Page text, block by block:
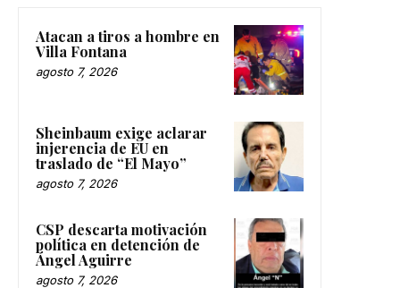
Atacan a tiros a hombre en
Villa Fontana
agosto 7, 2026
Sheinbaum exige aclarar
injerencia de EU en
traslado de “El Mayo”
agosto 7, 2026
CSP descarta motivación
política en detención de
Ángel Aguirre
agosto 7, 2026